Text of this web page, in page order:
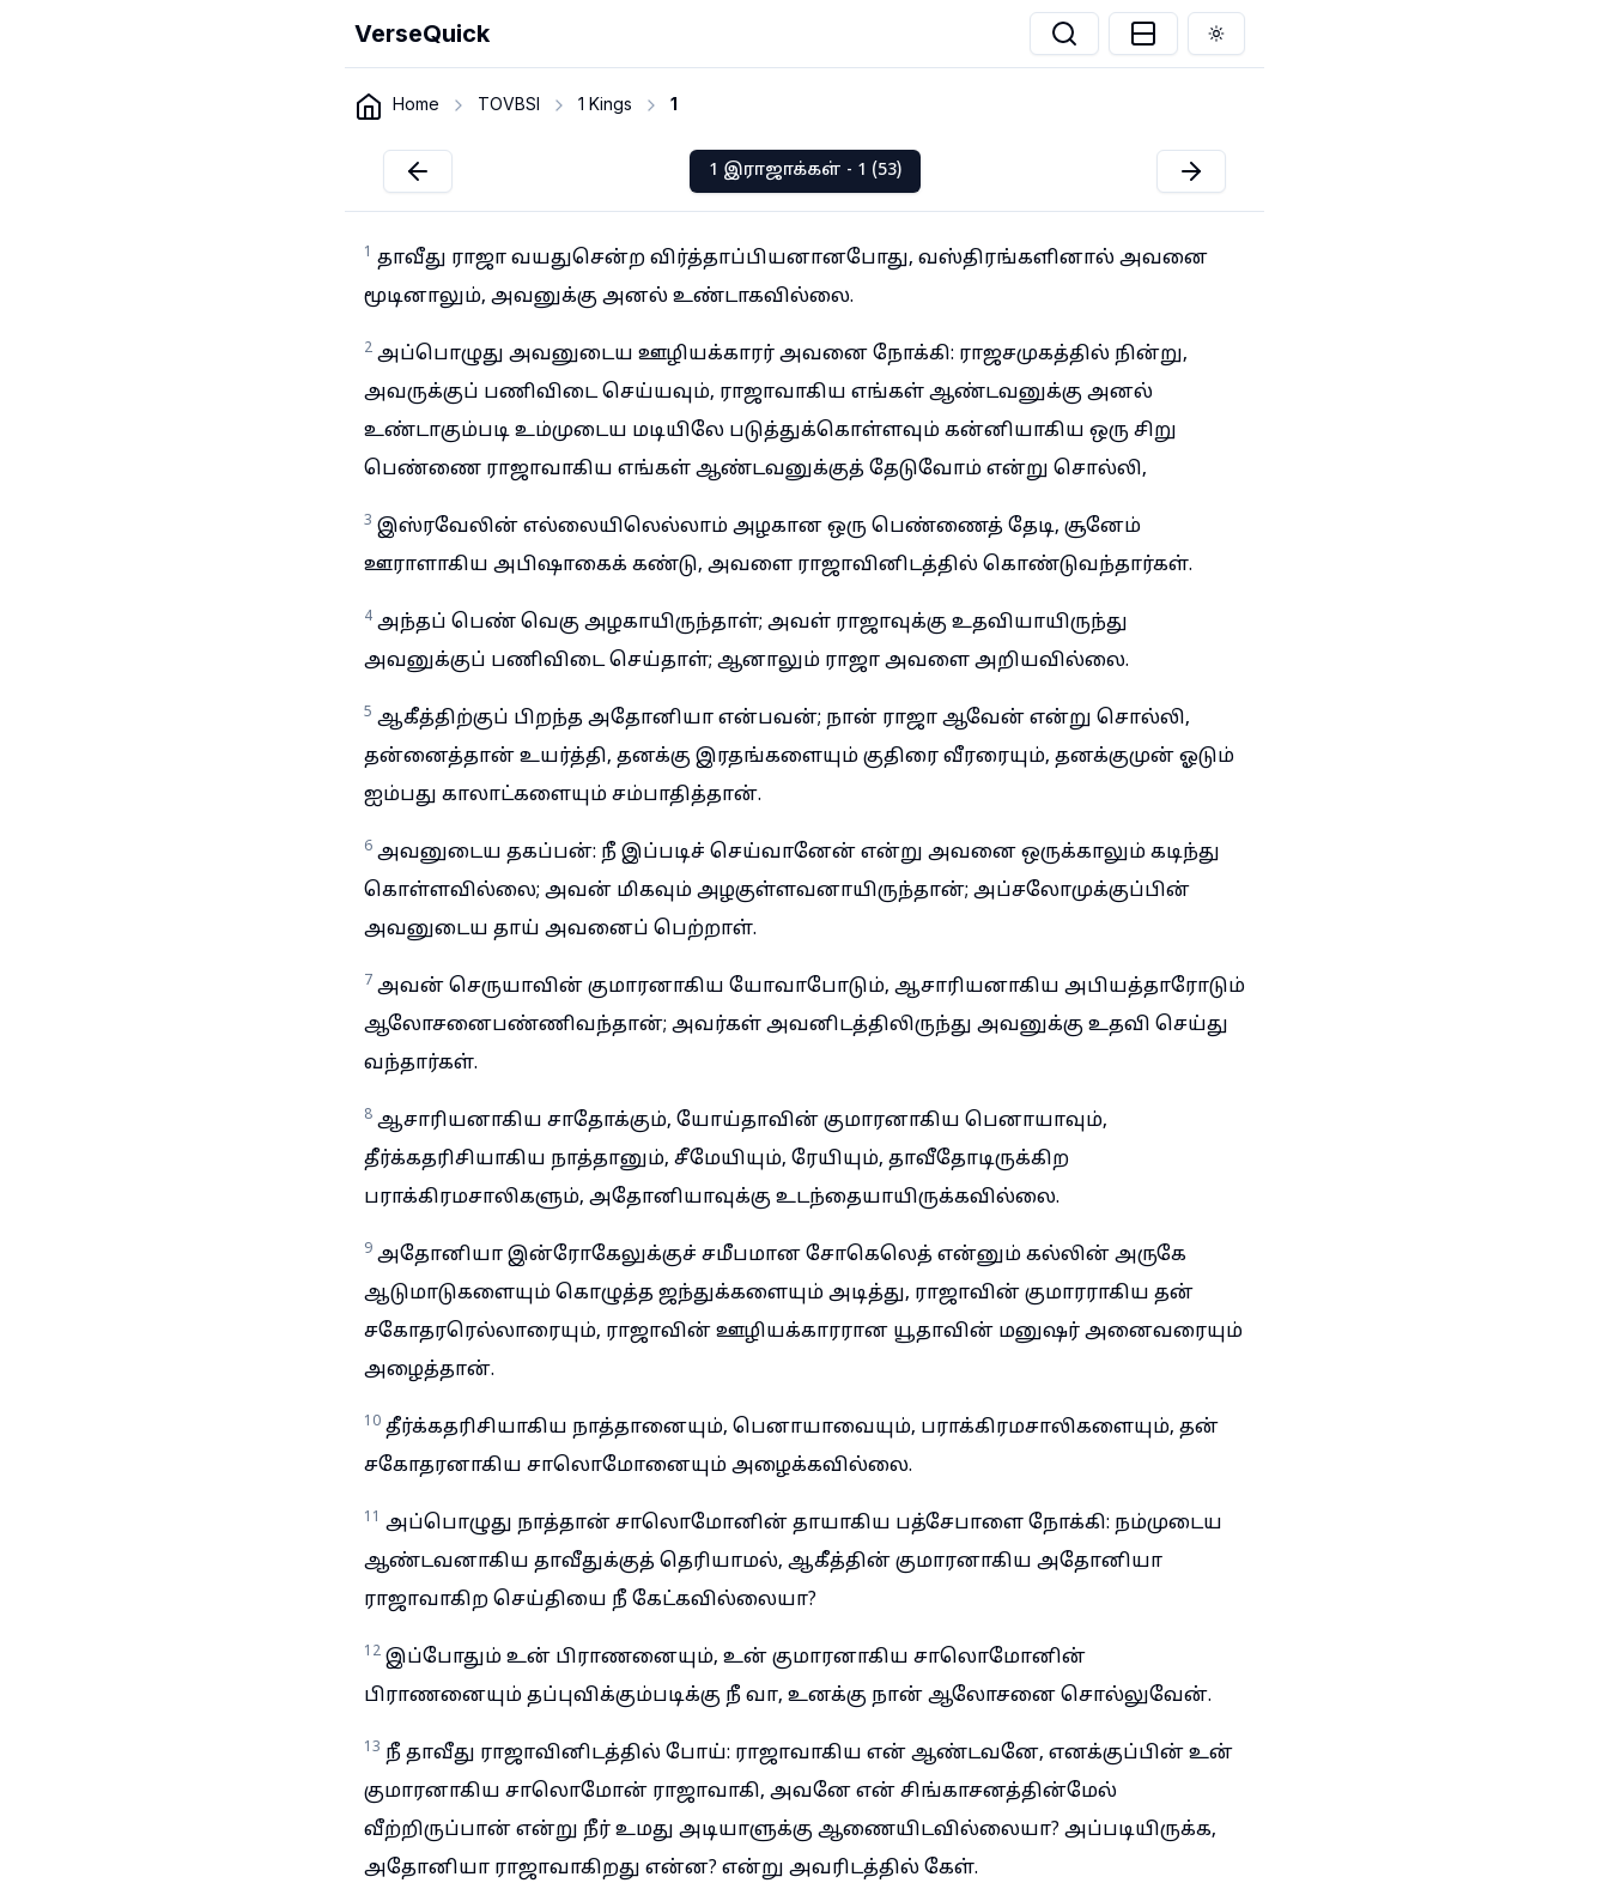
VerseQuick Toggle theme
Home TOVBSI 1 Kings 1
1 இராஜாக்கள் - 1 (53)
1 தாவீது ராஜா வயதுசென்ற விர்த்தாப்பியனானபோது, வஸ்திரங்களினால் அவனை
மூடினாலும், அவனுக்கு அனல் உண்டாகவில்லை.
2 அப்பொழுது அவனுடைய ஊழியக்காரர் அவனை நோக்கி: ராஜசமுகத்தில் நின்று,
அவருக்குப் பணிவிடை செய்யவும், ராஜாவாகிய எங்கள் ஆண்டவனுக்கு அனல்
உண்டாகும்படி உம்முடைய மடியிலே படுத்துக்கொள்ளவும் கன்னியாகிய ஒரு சிறு
பெண்ணை ராஜாவாகிய எங்கள் ஆண்டவனுக்குத் தேடுவோம் என்று சொல்லி,
3 இஸ்ரவேலின் எல்லையிலெல்லாம் அழகான ஒரு பெண்ணைத் தேடி, சூனேம்
ஊராளாகிய அபிஷாகைக் கண்டு, அவளை ராஜாவினிடத்தில் கொண்டுவந்தார்கள்.
4 அந்தப் பெண் வெகு அழகாயிருந்தாள்; அவள் ராஜாவுக்கு உதவியாயிருந்து
அவனுக்குப் பணிவிடை செய்தாள்; ஆனாலும் ராஜா அவளை அறியவில்லை.
5 ஆகீத்திற்குப் பிறந்த அதோனியா என்பவன்; நான் ராஜா ஆவேன் என்று சொல்லி,
தன்னைத்தான் உயர்த்தி, தனக்கு இரதங்களையும் குதிரை வீரரையும், தனக்குமுன் ஓடும்
ஐம்பது காலாட்களையும் சம்பாதித்தான்.
6 அவனுடைய தகப்பன்: நீ இப்படிச் செய்வானேன் என்று அவனை ஒருக்காலும் கடிந்து
கொள்ளவில்லை; அவன் மிகவும் அழகுள்ளவனாயிருந்தான்; அப்சலோமுக்குப்பின்
அவனுடைய தாய் அவனைப் பெற்றாள்.
7 அவன் செருயாவின் குமாரனாகிய யோவாபோடும், ஆசாரியனாகிய அபியத்தாரோடும்
ஆலோசனைபண்ணிவந்தான்; அவர்கள் அவனிடத்திலிருந்து அவனுக்கு உதவி செய்து
வந்தார்கள்.
8 ஆசாரியனாகிய சாதோக்கும், யோய்தாவின் குமாரனாகிய பெனாயாவும்,
தீர்க்கதரிசியாகிய நாத்தானும், சீமேயியும், ரேயியும், தாவீதோடிருக்கிற
பராக்கிரமசாலிகளும், அதோனியாவுக்கு உடந்தையாயிருக்கவில்லை.
9 அதோனியா இன்ரோகேலுக்குச் சமீபமான சோகெலெத் என்னும் கல்லின் அருகே
ஆடுமாடுகளையும் கொழுத்த ஜந்துக்களையும் அடித்து, ராஜாவின் குமாரராகிய தன்
சகோதரரெல்லாரையும், ராஜாவின் ஊழியக்காரரான யூதாவின் மனுஷர் அனைவரையும்
அழைத்தான்.
10 தீர்க்கதரிசியாகிய நாத்தானையும், பெனாயாவையும், பராக்கிரமசாலிகளையும், தன்
சகோதரனாகிய சாலொமோனையும் அழைக்கவில்லை.
11 அப்பொழுது நாத்தான் சாலொமோனின் தாயாகிய பத்சேபாளை நோக்கி: நம்முடைய
ஆண்டவனாகிய தாவீதுக்குத் தெரியாமல், ஆகீத்தின் குமாரனாகிய அதோனியா
ராஜாவாகிற செய்தியை நீ கேட்கவில்லையா?
12 இப்போதும் உன் பிராணனையும், உன் குமாரனாகிய சாலொமோனின்
பிராணனையும் தப்புவிக்கும்படிக்கு நீ வா, உனக்கு நான் ஆலோசனை சொல்லுவேன்.
13 நீ தாவீது ராஜாவினிடத்தில் போய்: ராஜாவாகிய என் ஆண்டவனே, எனக்குப்பின் உன்
குமாரனாகிய சாலொமோன் ராஜாவாகி, அவனே என் சிங்காசனத்தின்மேல்
வீற்றிருப்பான் என்று நீர் உமது அடியாளுக்கு ஆணையிடவில்லையா? அப்படியிருக்க,
அதோனியா ராஜாவாகிறது என்ன? என்று அவரிடத்தில் கேள்.